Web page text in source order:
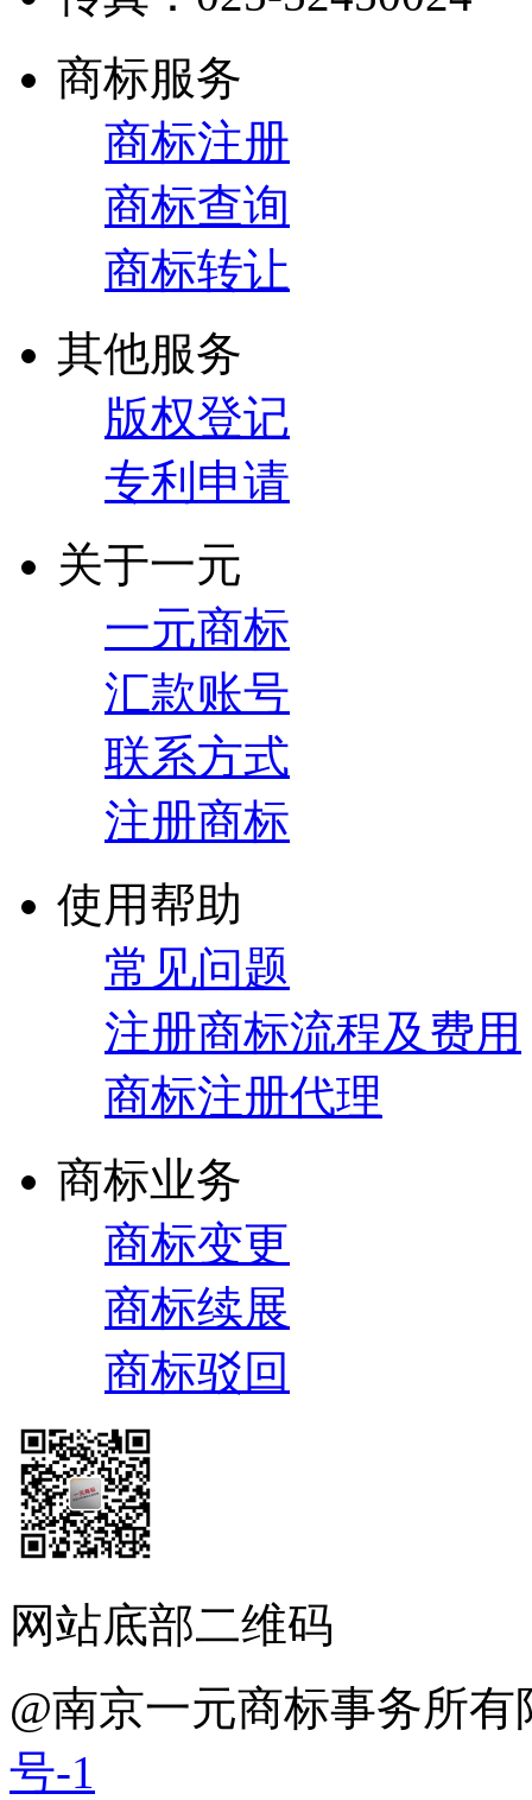
商标服务
商标注册
商标查询
商标转让
其他服务
版权登记
专利申请
关于一元
一元商标
汇款账号
联系方式
注册商标
使用帮助
常见问题
注册商标流程及费用
商标注册代理
商标业务
商标变更
商标续展
商标驳回
网站底部二维码
@南京一元商标事务所
号-1